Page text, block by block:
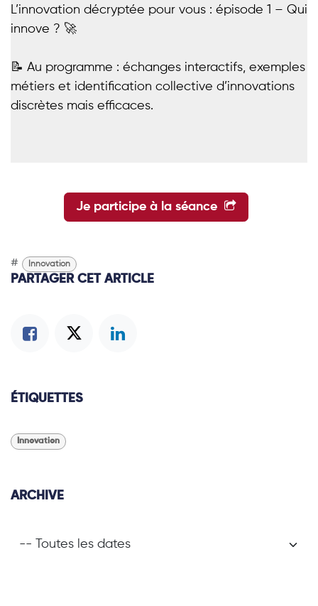
L’innovation décryptée pour vous : épisode 1 – Qui
innove ? 🚀
📝 Au programme : échanges interactifs, exemples
métiers et identification collective d’innovations
discrètes mais efficaces.
Je participe à la séance
# Innovation
PARTAGER CET ARTICLE
ÉTIQUETTES
Innovation
ARCHIVE